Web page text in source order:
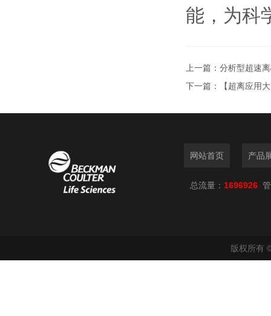
能，为科
上一篇： 分析型超速
下一篇：
【超离应用
网站首页 产品
总流量： 1696926
版权所有